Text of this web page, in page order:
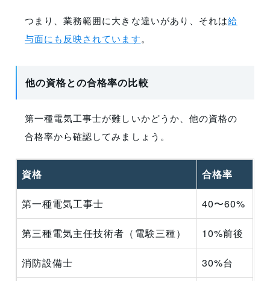
つまり、業務範囲に大きな違いがあり、それは給
与面にも反映されています。
他の資格との合格率の比較
第一種電気工事士が難しいかどうか、他の資格の
合格率から確認してみましょう。
資格 合格率
第一種電気工事士 40〜60%
第三種電気主任技術者（電験三種） 10%前後
消防設備士 30%台